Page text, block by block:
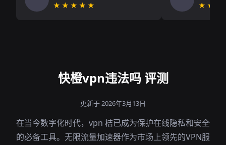
★★★★★
快橙vpn违法吗 评测
更新于 2026年3月13日
在当今数字化时代，vpn 桔已成为保护在线隐私和安全
的必备工具。无限流量加速器作为市场上领先的VPN服